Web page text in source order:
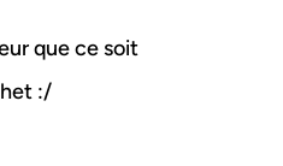
que ce soit
:/